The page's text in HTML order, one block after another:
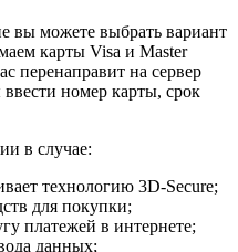
вы можете выбрать вариант
карты Visa и Master
перенаправит на сервер
номер карты, срок
в случае:
технологию 3D-Secure;
для покупки;
платежей в интернете;
данных;